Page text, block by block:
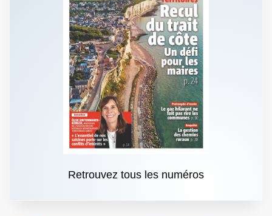
Retrouvez tous les numéros